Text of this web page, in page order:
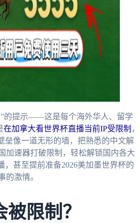
”的提示——这是每个海外华人、留学
在加拿大看世界杯直播当前IP受限制 ，
垒像一道无形的墙，把熟悉的中文解
加速器打破限制，轻松解锁国内各大
甚至提前准备2026美加墨世界杯的
的激情。
限制？